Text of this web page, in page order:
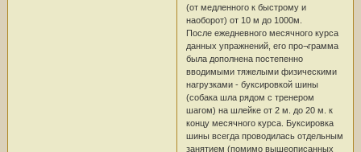
(от медленного к быстрому и
наоборот) от 10 м до 1000м.
После ежедневного месячного курса
данных упражнений, его про¬грамма
была дополнена постепенно
вводимыми тяжелыми физическими
нагрузками - буксировкой шины
(собака шла рядом с тренером
шагом) на шлейке от 2 м. до 20 м. к
концу месячного курса. Буксировка
шины всегда проводилась отдельным
занятием (помимо вышеописанных